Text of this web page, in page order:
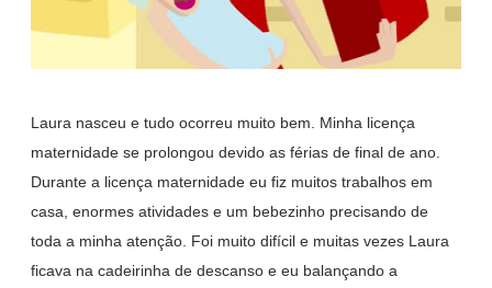
Laura nasceu e tudo ocorreu muito bem. Minha licença
maternidade se prolongou devido as férias de final de ano.
Durante a licença maternidade eu fiz muitos trabalhos em
casa, enormes atividades e um bebezinho precisando de
toda a minha atenção. Foi muito difícil e muitas vezes Laura
ficava na cadeirinha de descanso e eu balançando a